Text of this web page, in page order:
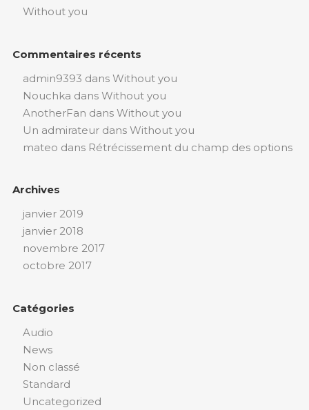
Without you
Commentaires récents
admin9393 dans Without you
Nouchka dans Without you
AnotherFan dans Without you
Un admirateurdans Without you
mateo dans Rétrécissement du champ des options
Archives
janvier 2019
janvier 2018
novembre 2017
octobre 2017
Catégories
Audio
News
Non classé
Standard
Uncategorized